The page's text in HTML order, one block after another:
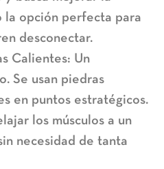
la opción perfecta para
desconectar.
Calientes: Un
Se usan piedras
en puntos estratégicos.
los músculos a un
necesidad de tanta